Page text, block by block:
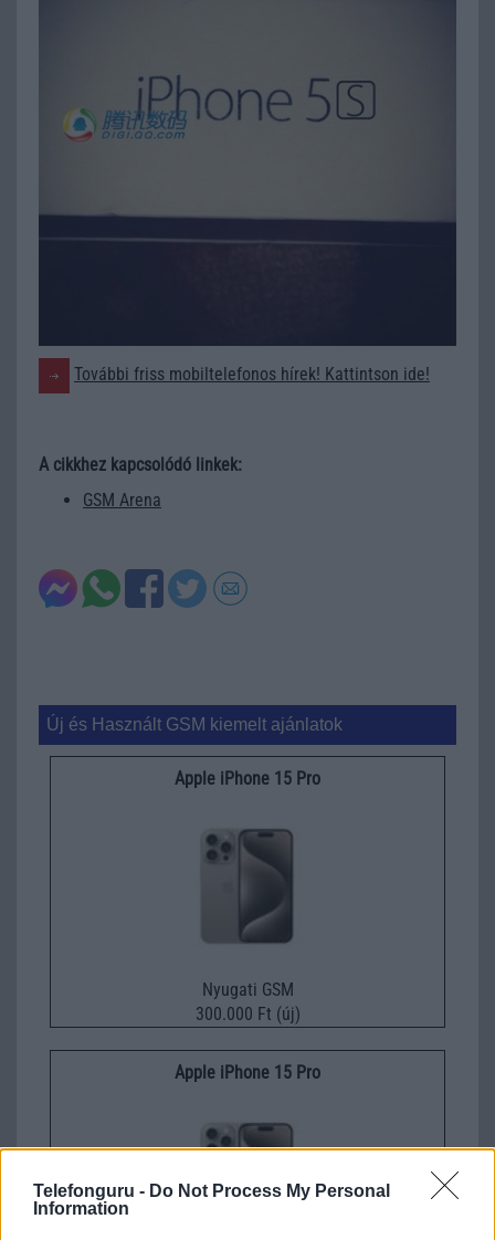
Telefonguru - Do Not Process My Personal
Information
További friss mobiltelefonos hírek! Kattintson ide!
A cikkhez kapcsolódó linkek:
GSM Arena
Új és Használt GSM kiemelt ajánlatok
Apple iPhone 15 Pro
Nyugati GSM
300.000 Ft (új)
Apple iPhone 15 Pro